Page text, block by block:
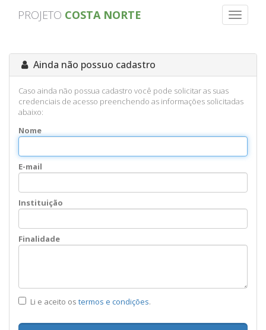
PROJETO COSTA NORTE
Ainda não possuo cadastro
Caso ainda não possua cadastro você pode solicitar as suas
credenciais de acesso preenchendo as informações solicitadas
abaixo:
Nome
E-mail
Instituição
Finalidade
Li e aceito os termos e condições.